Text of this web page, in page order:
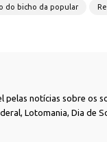
do bicho da popular
pelas notícias sobre os
Lotomania, Dia de